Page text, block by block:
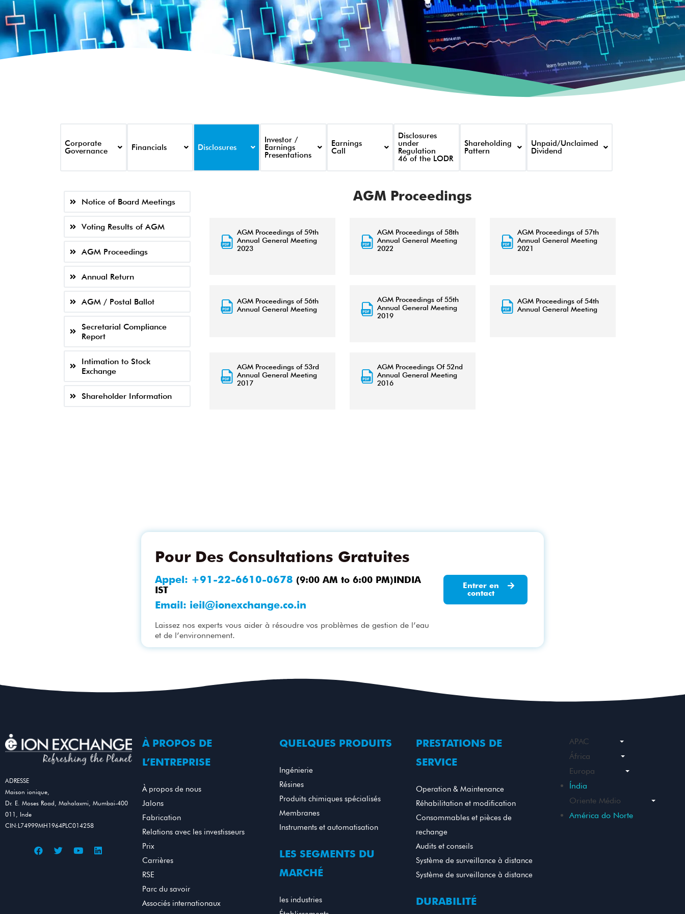
Corporate
Governance
Financials Disclosures
Investor /
Earnings
Presentations
Earnings
Call
Disclosures
under
Regulation
46 of the LODR
Shareholding
Pattern
Unpaid/Unclaimed
Dividend
Notice of Board Meetings
Voting Results of AGM
AGM Proceedings
Annual Return
AGM / Postal Ballot
Secretarial Compliance
Report
Intimation to Stock
Exchange
Shareholder Information
AGM Proceedings
AGM Proceedings of 59th
Annual General Meeting
2023
AGM Proceedings of 58th
Annual General Meeting
2022
AGM Proceedings of 57th
Annual General Meeting
2021
AGM Proceedings of 56th
Annual General Meeting
AGM Proceedings of 55th
Annual General Meeting
2019
AGM Proceedings of 54th
Annual General Meeting
AGM Proceedings of 53rd
Annual General Meeting
2017
AGM Proceedings Of 52nd
Annual General Meeting
2016
Pour Des Consultations Gratuites
Appel: +91-22-6610-0678 (9:00 AM to 6:00 PM)INDIA
IST
Email: ieil@ionexchange.co.in
Laissez nos experts vous aider à résoudre vos problèmes de gestion de l’eau
et de l’environnement.
Entrer en
contact
ADRESSE
Maison ionique,
Dr. E. Moses Road, Mahalaxmi, Mumbai-400
011, Inde
CIN:L74999MH1964PLC014258
À PROPOS DE
L’ENTREPRISE
À propos de nous
Jalons
Fabrication
Relations avec les investisseurs
Prix
Carrières
RSE
Parc du savoir
Associés internationaux
QUELQUES PRODUITS
Ingénierie
Résines
Produits chimiques spécialisés
Membranes
Instruments et automatisation
LES SEGMENTS DU
MARCHÉ
les industries
PRESTATIONS DE
SERVICE
Operation & Maintenance
Réhabilitation et modification
Consommables et pièces de
rechange
Audits et conseils
Système de surveillance à distance
Système de surveillance à distance
DURABILITÉ
APAC
África
Europa
Índia
Oriente Médio
América do Norte